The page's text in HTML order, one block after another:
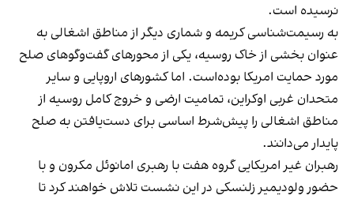
نرسیده است.
به رسیمت‌شناسی کریمه و شماری دیگر از مناطق اشغالی به
عنوان بخشی از خاک روسیه، یکی از محورهای گفت‌وگوهای صلح
مورد حمایت امریکا بوده‌است. اما کشورهای اروپایی و سایر
متحدان غربی اوکراین، تمامیت ارضی و خروج کامل روسیه از
مناطق اشغالی را پیش‌شرط اساسی برای دست‌یافتن به صلح
پایدار می‌دانند.
رهبران غیر امریکایی گروه هفت با رهبری امانوئل مکرون و با
حضور ولودیمیر زلنسکی در این نشست تلاش خواهند کرد تا